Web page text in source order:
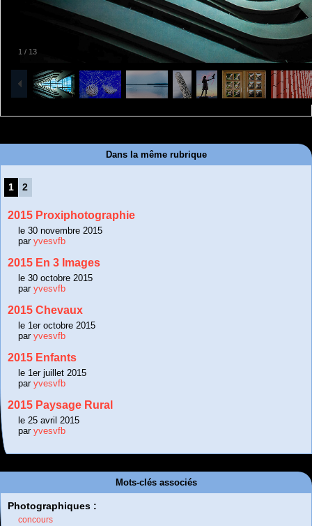
1 / 13
Dans la même rubrique
1 2
2015 Proxiphotographie
le 30 novembre 2015
par yvesvfb
2015 En 3 Images
le 30 octobre 2015
par yvesvfb
2015 Chevaux
le 1er octobre 2015
par yvesvfb
2015 Enfants
le 1er juillet 2015
par yvesvfb
2015 Paysage Rural
le 25 avril 2015
par yvesvfb
Mots-clés associés
Photographiques :
concours